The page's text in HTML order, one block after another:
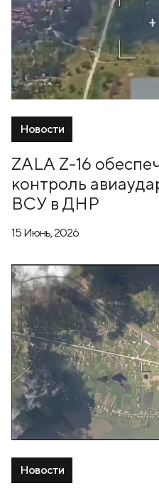
Новости
ZALA Z-16
контроль
ВСУ в ДНР
15 Июнь, 2026
Новости